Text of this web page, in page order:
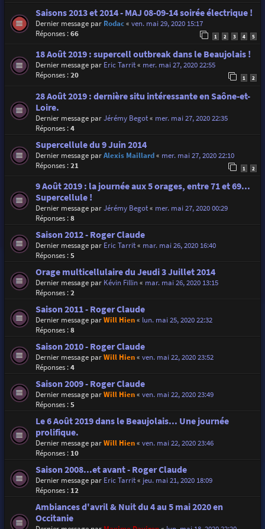
Saisons 2013 et 2014 - MAJ 08-09-14 soirée électrique !
Dernier message par Rodac« ven. mai 29, 2020 15:17
Réponses :66 1 2 3 4 5
18 Août 2019 : supercell outbreak dans le Beaujolais !
Dernier message par Eric Tarrit« mer. mai 27, 2020 22:55
Réponses :20 1 2
28 Août 2019 : dernière situ intéressante en Saône-et-
Loire.
Dernier message parJérémy Begot« mer. mai 27, 2020 22:35
Réponses :4
Supercellule du 9 Juin 2014
Dernier message parAlexis Maillard« mer. mai 27, 2020 22:10
Réponses :21 1 2
9 Août 2019 : la journée aux 5 orages, entre 71 et 69...
Supercellule !
Dernier message parJérémy Begot« mer. mai 27, 2020 00:29
Réponses :8
Saison 2012 - Roger Claude
Dernier message par Eric Tarrit« mar. mai 26, 2020 16:40
Réponses :5
Orage multicellulaire du Jeudi 3 Juillet 2014
Dernier message par Kévin Fillin« mar. mai 26, 2020 13:15
Réponses :2
Saison 2011 - Roger Claude
Dernier message parWill Hien« lun. mai 25, 2020 22:32
Réponses :8
Saison 2010 - Roger Claude
Dernier message parWill Hien« ven. mai 22, 2020 23:52
Réponses :4
Saison 2009 - Roger Claude
Dernier message parWill Hien« ven. mai 22, 2020 23:49
Réponses :5
Le 6 Août 2019 dans le Beaujolais... Une journée
prolifique.
Dernier message parWill Hien« ven. mai 22, 2020 23:46
Réponses : 10
Saison 2008...et avant - Roger Claude
Dernier message par Eric Tarrit« jeu. mai 21, 2020 18:09
Réponses : 12
Ambiances d'avril & Nuit du 4 au 5 mai 2020 en
Occitanie